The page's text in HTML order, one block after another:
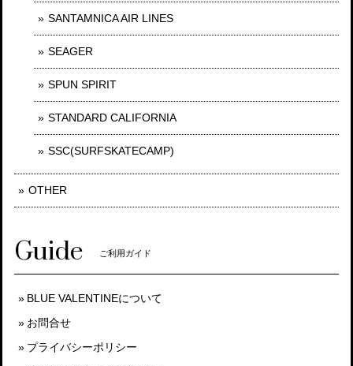
SANTAMNICA AIR LINES
SEAGER
SPUN SPIRIT
STANDARD CALIFORNIA
SSC(SURFSKATECAMP)
OTHER
Guide ご利用ガイド
BLUE VALENTINEについて
お問合せ
プライバシーポリシー